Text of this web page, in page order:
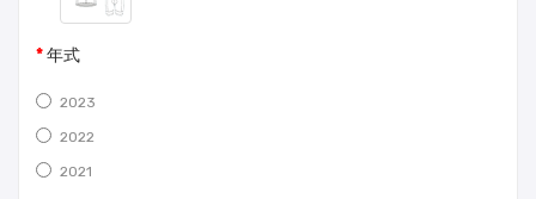
年式
2023
2022
2021